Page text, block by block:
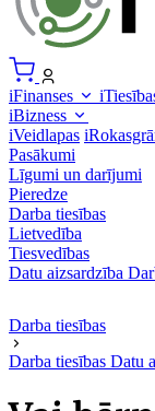
iFinanses
iBizness
iVeidlapas
Pasākumi
Līgumi un darījumi
Pieredze
Darba tiesības
Lietvedība
Tiesvedības
Datu aizsardzība
Darba tiesības
Darba tiesības Datu